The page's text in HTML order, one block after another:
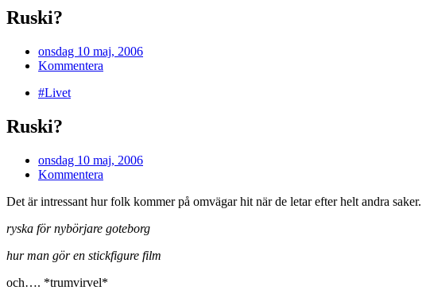
Ruski?
onsdag 10 maj, 2006
Kommentera
#Livet
Ruski?
onsdag 10 maj, 2006
Kommentera
Det är intressant hur folk kommer på omvägar hit när de letar efter helt andra saker.
ryska för nybörjare goteborg
hur man gör en stickfigure film
och…. *trumvirvel*